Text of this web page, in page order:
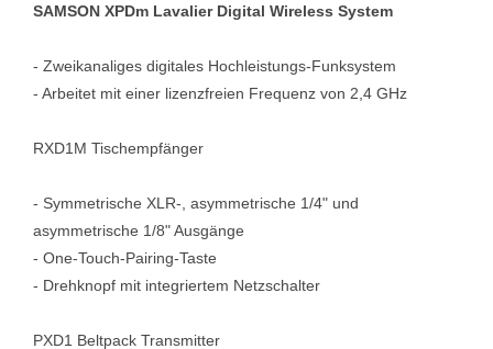
SAMSON XPDm Lavalier Digital Wireless System
- Zweikanaliges digitales Hochleistungs-Funksystem
- Arbeitet mit einer lizenzfreien Frequenz von 2,4 GHz
RXD1M Tischempfänger
- Symmetrische XLR-, asymmetrische 1/4" und
asymmetrische 1/8" Ausgänge
- One-Touch-Pairing-Taste
- Drehknopf mit integriertem Netzschalter
PXD1 Beltpack Transmitter